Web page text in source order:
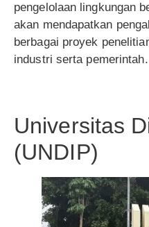
pengelolaan lingkungan
akan mendapatkan
berbagai proyek
industri serta pemerintah.
Universitas
(UNDIP)